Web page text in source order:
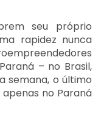
seu próprio
rapidez nunca
– no Brasil,
semana, o último
no Paraná